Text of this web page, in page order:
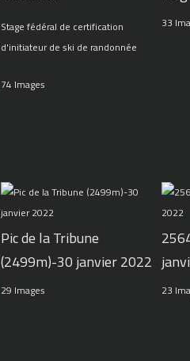
Stage fédéral de certification
d'initiateur de ski de randonnée
74 Images
33
Pic de la Tribune
(2499m)-30 janvier 2022
29 Images 23